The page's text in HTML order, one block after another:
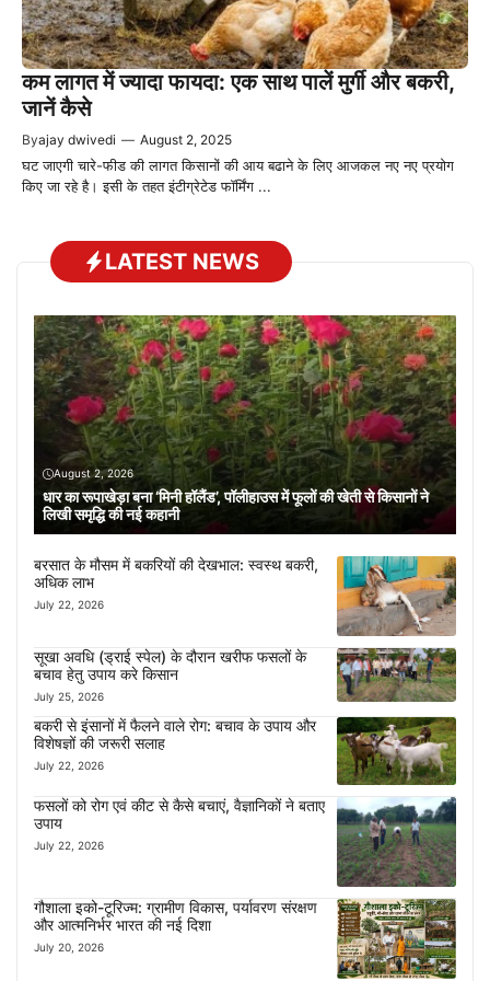
कम लागत में ज्यादा फायदा: एक साथ पालें मुर्गी और बकरी,
जानें कैसे
Byajay dwivedi — August 2, 2025
घट जाएगी चारे-फीड की लागत किसानों की आय बढाने के लिए आजकल नए नए प्रयोग
किए जा रहे है। इसी के तहत इंटीग्रेटेड फॉर्मिंग ...
LATEST NEWS
August 2, 2026
धार का रूपाखेड़ा बना ‘मिनी हॉलैंड’, पॉलीहाउस में फूलों की खेती से किसानों ने
लिखी समृद्धि की नई कहानी
बरसात के मौसम में बकरियों की देखभाल: स्वस्थ बकरी,
अधिक लाभ
July 22, 2026
सूखा अवधि (ड्राई स्पेल) के दौरान खरीफ फसलों के
बचाव हेतु उपाय करे किसान
July 25, 2026
बकरी से इंसानों में फैलने वाले रोग: बचाव के उपाय और
विशेषज्ञों की जरूरी सलाह
July 22, 2026
फसलों को रोग एवं कीट से कैसे बचाएं, वैज्ञानिकों ने बताए
उपाय
July 22, 2026
गौशाला इको-टूरिज्म: ग्रामीण विकास, पर्यावरण संरक्षण
और आत्मनिर्भर भारत की नई दिशा
July 20, 2026